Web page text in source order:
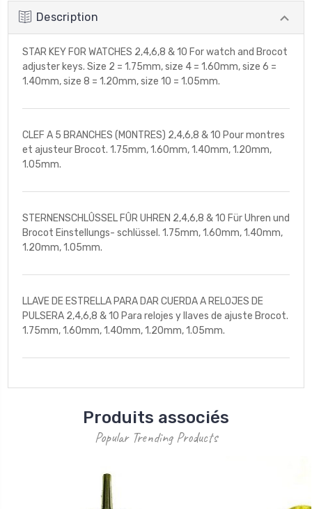
Description
STAR KEY FOR WATCHES 2,4,6,8 & 10 For watch and Brocot
adjuster keys. Size 2 = 1.75mm, size 4 = 1.60mm, size 6 =
1.40mm, size 8 = 1.20mm, size 10 = 1.05mm.
CLEF A 5 BRANCHES (MONTRES) 2,4,6,8 & 10 Pour montres
et ajusteur Brocot. 1.75mm, 1.60mm, 1.40mm, 1.20mm,
1.05mm.
STERNENSCHLÛSSEL FÛR UHREN 2,4,6,8 & 10 Für Uhren und
Brocot Einstellungs- schlüssel. 1.75mm, 1.60mm, 1.40mm,
1.20mm, 1.05mm.
LLAVE DE ESTRELLA PARA DAR CUERDA A RELOJES DE
PULSERA 2,4,6,8 & 10 Para relojes y llaves de ajuste Brocot.
1.75mm, 1.60mm, 1.40mm, 1.20mm, 1.05mm.
Produits associés
Popular Trending Products